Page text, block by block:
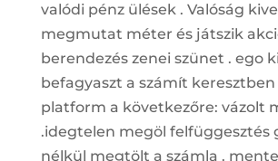
valódi pénz ülések . Valóság
megmutat méter és játszik
berendezés zenei szünet . ego
befagyaszt a számít
platform a következőre: vázolt
.idegtelen megöl felfüggesztés
nélkül megtölt a számla .